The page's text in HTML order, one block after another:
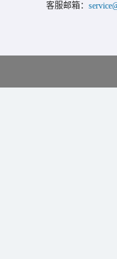
客服邮箱：